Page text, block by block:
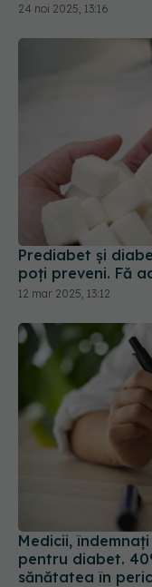
24 noi 2025, 13:16
Prediabet și
poți preveni. Fă
12 mar 2025, 13:12
Medicii,
pentru diabet.
sănătatea în